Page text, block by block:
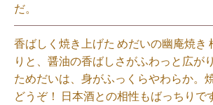
だ。⁡
香ばしく焼き上げた めだいの幽庵焼き
りと、醤油の香ばしさがふわっと広が
ためだいは、身がふっくらやわらか。
どうぞ！ 日本酒との相性もばっちりで